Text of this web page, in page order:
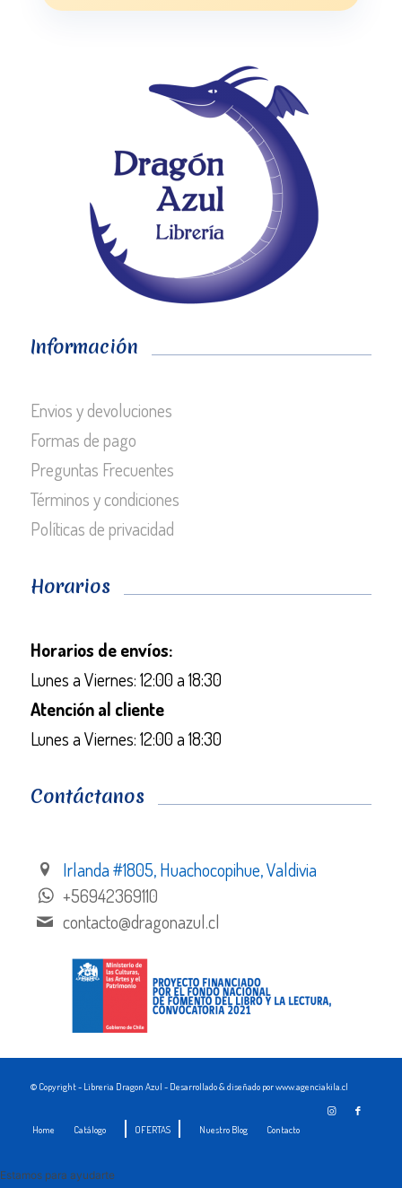
Información
Envios y devoluciones
Formas de pago
Preguntas Frecuentes
Términos y condiciones
Políticas de privacidad
Horarios
Horarios de envíos:
Lunes a Viernes: 12:00 a 18:30
Atención al cliente
Lunes a Viernes: 12:00 a 18:30
Contáctanos
Irlanda #1805, Huachocopihue, Valdivia
+56942369110
contacto@dragonazul.cl
© Copyright - Libreria Dragon Azul - Desarrollado & diseñado por www.agenciakila.cl
Home Catálogo OFERTAS Nuestro Blog Contacto
Estamos para ayudarte